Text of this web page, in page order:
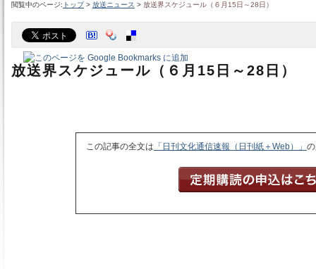
閲覧中のページ: トップ> 放送ニュース > 放送界スケジュール（６月15日～28日）
放送界スケジュール（６月15日～28日）
この記事の全文は 「日刊文化通信速報（日刊紙＋Web）」